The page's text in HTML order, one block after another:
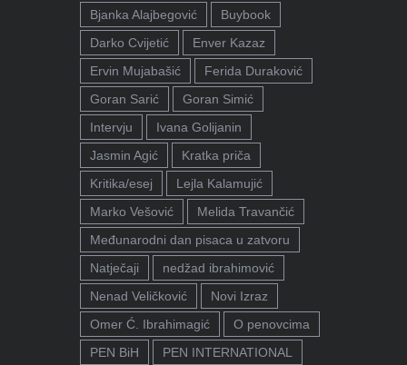
Bjanka Alajbegović
Buybook
Darko Cvijetić
Enver Kazaz
Ervin Mujabašić
Ferida Duraković
Goran Sarić
Goran Simić
Intervju
Ivana Golijanin
Jasmin Agić
Kratka priča
Kritika/esej
Lejla Kalamujić
Marko Vešović
Melida Travančić
Međunarodni dan pisaca u zatvoru
Natječaji
nedžad ibrahimović
Nenad Veličković
Novi Izraz
Omer Ć. Ibrahimagić
O penovcima
PEN BiH
PEN INTERNATIONAL